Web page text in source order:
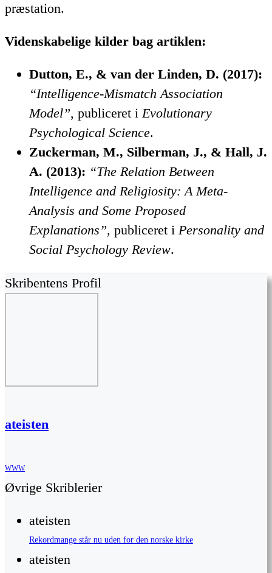
præstation.
Videnskabelige kilder bag artiklen:
Dutton, E., & van der Linden, D. (2017):
“Intelligence-Mismatch Association
Model”, publiceret iEvolutionary
Psychological Science.
Zuckerman, M., Silberman, J., & Hall, J.
A. (2013): “The Relation Between
Intelligence and Religiosity: A Meta-
Analysis and Some Proposed
Explanations”, publiceret i Personality and
Social Psychology Review.
Skribentens Profil
ateisten
WWW
Øvrige Skriblerier
ateisten
Rekordmange står nu uden for den norske kirke
ateisten